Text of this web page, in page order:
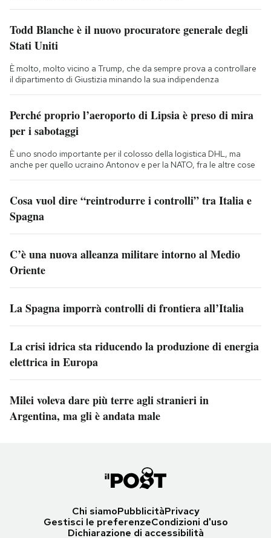
Todd Blanche è il nuovo procuratore generale degli
Stati Uniti
È molto, molto vicino a Trump, che da sempre prova a controllare
il dipartimento di Giustizia minando la sua indipendenza
Perché proprio l’aeroporto di Lipsia è preso di mira
per i sabotaggi
È uno snodo importante per il colosso della logistica DHL, ma
anche per quello ucraino Antonov e per la NATO, fra le altre cose
Cosa vuol dire “reintrodurre i controlli” tra Italia e
Spagna
C’è una nuova alleanza militare intorno al Medio
Oriente
La Spagna imporrà controlli di frontiera all’Italia
La crisi idrica sta riducendo la produzione di energia
elettrica in Europa
Milei voleva dare più terre agli stranieri in
Argentina, ma gli è andata male
Chi siamoPubblicitàPrivacy
Gestisci le preferenzeCondizioni d'uso
Dichiarazione di accessibilità